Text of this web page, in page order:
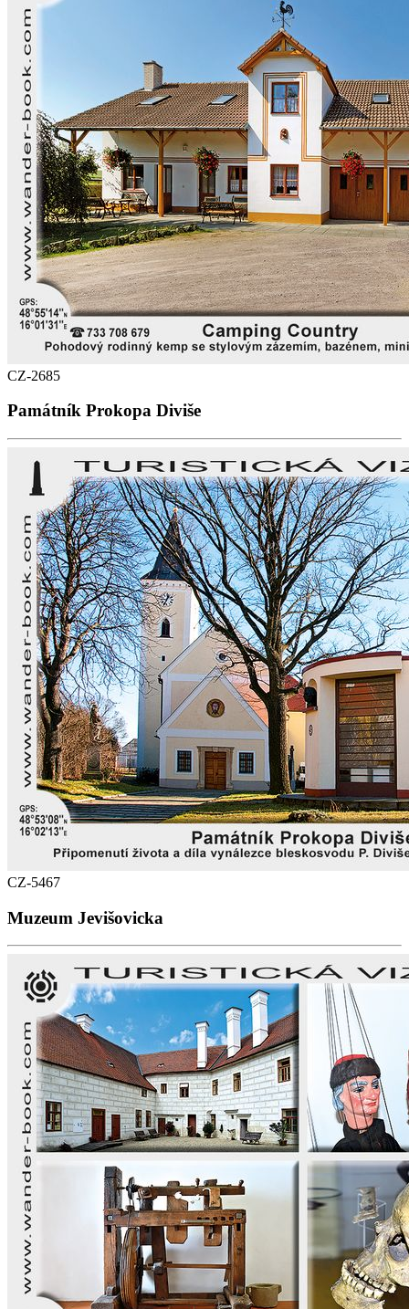
CZ-2685
Památník Prokopa Diviše
CZ-5467
Muzeum Jevišovicka